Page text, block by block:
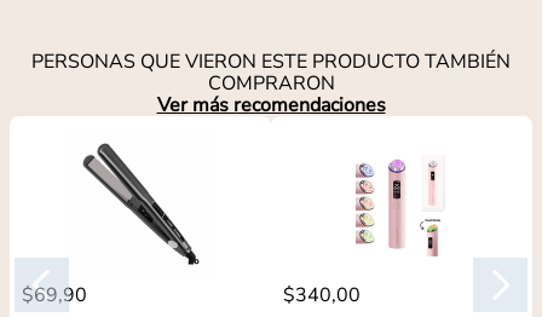
PERSONAS QUE VIERON ESTE PRODUCTO TAMBIÉN
COMPRARON
Ver más recomendaciones
$69,90 $340,00